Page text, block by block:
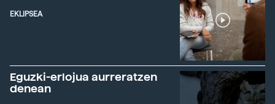
EKLIPSEA
Eguzki-erlojua aurreratzen
denean